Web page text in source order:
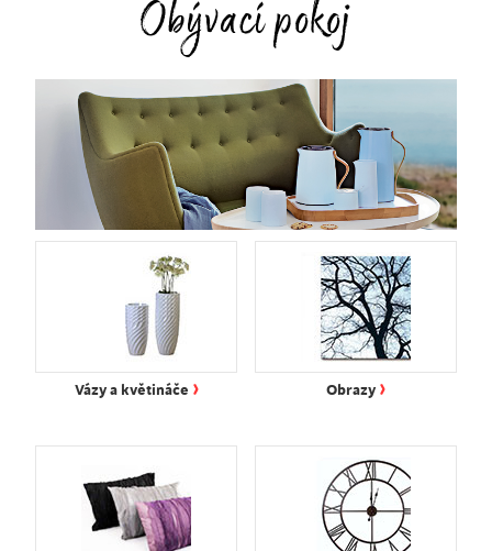
Obývací pokoj
Vázy a květináče › Obrazy ›